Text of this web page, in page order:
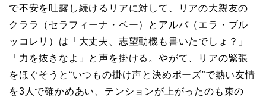
で不安を吐露し続けるリアに対して、リアの大親友の
クララ（セラフィーナ・ベー）とアルバ（エラ・ブル
ッコレリ）は「大丈夫、志望動機も書いたでしょ？」
「力を抜きなよ」と声を掛ける。やがて、リアの緊張
をほぐそうと“いつもの掛け声と決めポーズ”で熱い友情
を3人で確かめあい、テンションが上がったのも束の